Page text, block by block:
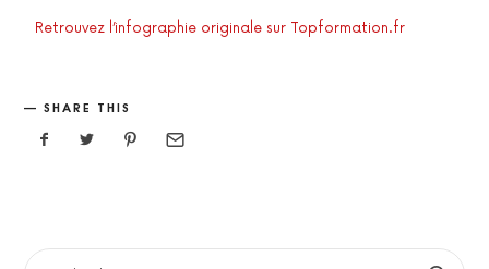
Retrouvez l’infographie originale sur Topformation.fr
SHARE THIS